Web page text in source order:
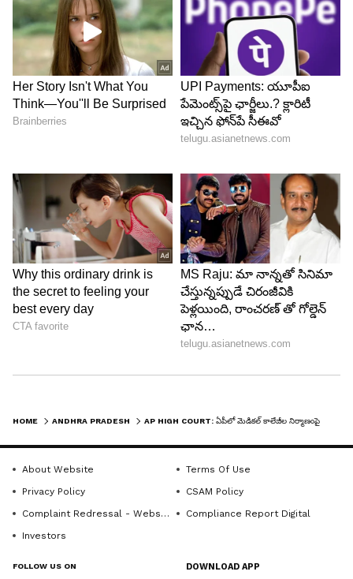
Image Credit : AP High Court Twitter
భాగస్వామ్యం జవాబుదారీతనాన్ని, ప్రజా పర్యవేక్షణ
ఉండేలా చేస్తుందని కోర్టు పేర్కొంది. అందుకే ఈ పద్దతి వైద్య
కళాశాలల నిర్మాణానికి టెండర్ ప్రక్రియపై స్టే ఇవ్వడానికి
ధర్మాసనం నిరాకరించింది. సెప్టెంబర్ 9, 2025న జారీ చేసిన
ప్రభుత్వ జీవో. 590ని సవాలు చేస్తూ గుంటూరు జిల్లా
తాడేపల్లికి చెందిన డాక్టర్ కుర్రా వసుంధర దాఖలు చేసిన
ప్రజా ప్రయోజన వ్యాజ్యానికి ప్రతిస్పందనగా ధర్మాసనం ఈ
Image Credit :
జీవో వివరాలు ఇవే..
HOME ANDHRA PRADESH
About Website
Terms Of Use
Privacy Policy
CSAM Policy
Complaint Redressal - Website
Compliance Report Digital
Investors
FOLLOW US ON DOWNLOAD APP